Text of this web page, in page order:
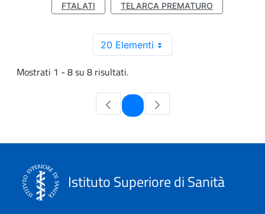
FTALATI
TELARCA PREMATURO
20 Elementi
Mostrati 1 - 8 su 8 risultati.
Pagina
Istituto Superiore di Sanità